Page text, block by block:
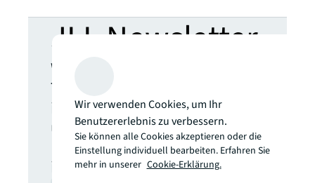
JLL Newsletter
Wählen Sie aus, welche
Themen Sie aktuell
interessieren, um regelmäßig
über relevante
Neuveröffentlichungen
informiert zu werden.
Wir verwenden Cookies, um Ihr
Benutzererlebnis zu verbessern.
Sie können alle Cookies akzeptieren oder die
Einstellung individuell bearbeiten. Erfahren Sie
mehr in unserer Cookie-Erklärung.